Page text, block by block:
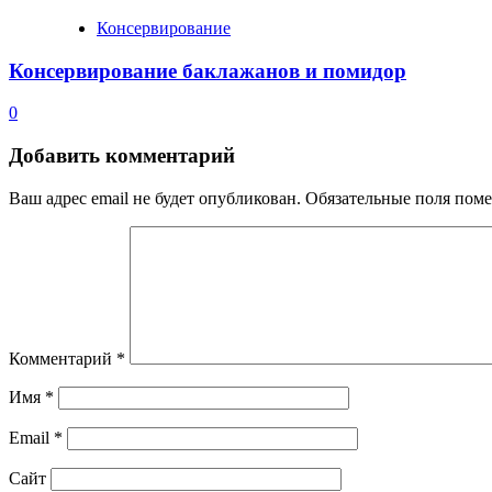
Консервирование
Консервирование баклажанов и помидор
0
Добавить комментарий
Ваш адрес email не будет опубликован. Обязательные поля
Комментарий *
Имя *
Email *
Сайт